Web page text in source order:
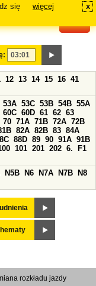
się
więcej x
12 13 14 15 16 41
53A 53C 53B 54B 55A
60C 60D 61 62 63
70 71A 71B 72A 72B
82A 82B 83 84A
88D 89 90 91A 91B
101 201 202 6.
F1
N5B N6 N7A N7B
N8
rozkładu jazdy